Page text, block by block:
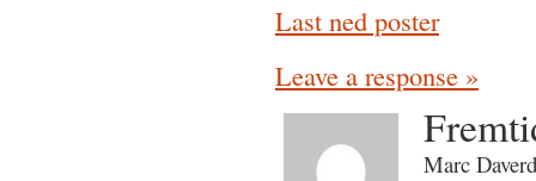
Last ned poster
Leave a response »
Marc